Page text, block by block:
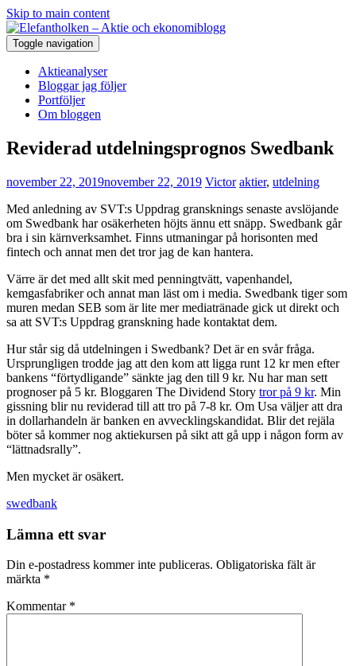
Skip to main content
Toggle navigation
Aktieanalyser
Bloggar jag följer
Portföljer
Om bloggen
Reviderad utdelningsprognos Swedbank
november 22, 2019november 22, 2019 Victor aktier, utdelning
Med anledning av SVT:s Uppdrag gransknings senaste avslöjande
om Swedbank har osäkerheten höjts ännu ett snäpp. Swedbank går
bra i sin kärnverksamhet. Finns utmaningar på horisonten med
fintech och annat men det tror jag de kan hantera.
Värre är det med allt skit med penningtvätt, vapenhandel,
kemgasfabriker och annat man läst om i media. Swedbank tiger som
muren medan SEB som är lite mer mediatränade gick ut direkt och
sa att SVT:s Uppdrag granskning hade kontaktat dem.
Hur står sig då utdelningen i Swedbank? Det är en svår fråga.
Ursprungligen trodde jag att den kom att ligga runt 12 kr men efter
bankens “förtydligande” sänkte jag den till 9 kr. Nu har man sett
prognoser på 5 kr. Bloggaren The Dividend Story tror på 9 kr. Min
gissning blir nu reviderad till att tro på 7-8 kr. Om Usa väljer att dra
in dollarhandeln är banken en avvecklingskandidat. Blir det rejäla
böter så kommer nog aktiekursen på sikt att gå upp i någon form av
“lättnadsrally”.
Men mycket är osäkert.
swedbank
Lämna ett svar
Din e-postadress kommer inte publiceras. Obligatoriska fält är
märkta *
Kommentar *